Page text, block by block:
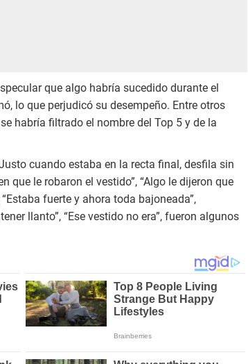
que algo habría sucedido durante el
lo que perjudicó su desempeño. Entre otros
habría filtrado el nombre del Top 5 y de la
cuando estaba en la recta final, desfila sin
que le robaron el vestido”, “Algo le dijeron que
fuerte y ahora toda bajoneada”,
llanto”, “Ese vestido no era”, fueron algunos